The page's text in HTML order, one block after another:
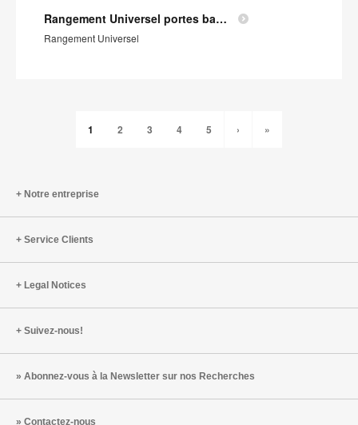
Rangement Universel portes battantes - Profil Environnemental Produit
Rangement Universel
1 2 3 4 5 › »
Notre entreprise
Service Clients
Legal Notices
Suivez-nous!
Abonnez-vous à la Newsletter sur nos Recherches
Contactez-nous